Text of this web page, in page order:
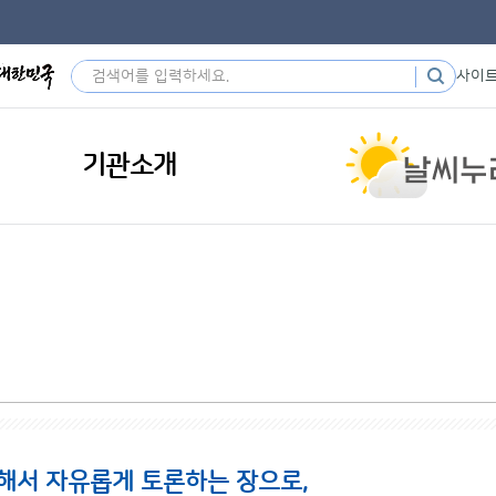
사이
기관소개
서 자유롭게 토론하는 장으로,